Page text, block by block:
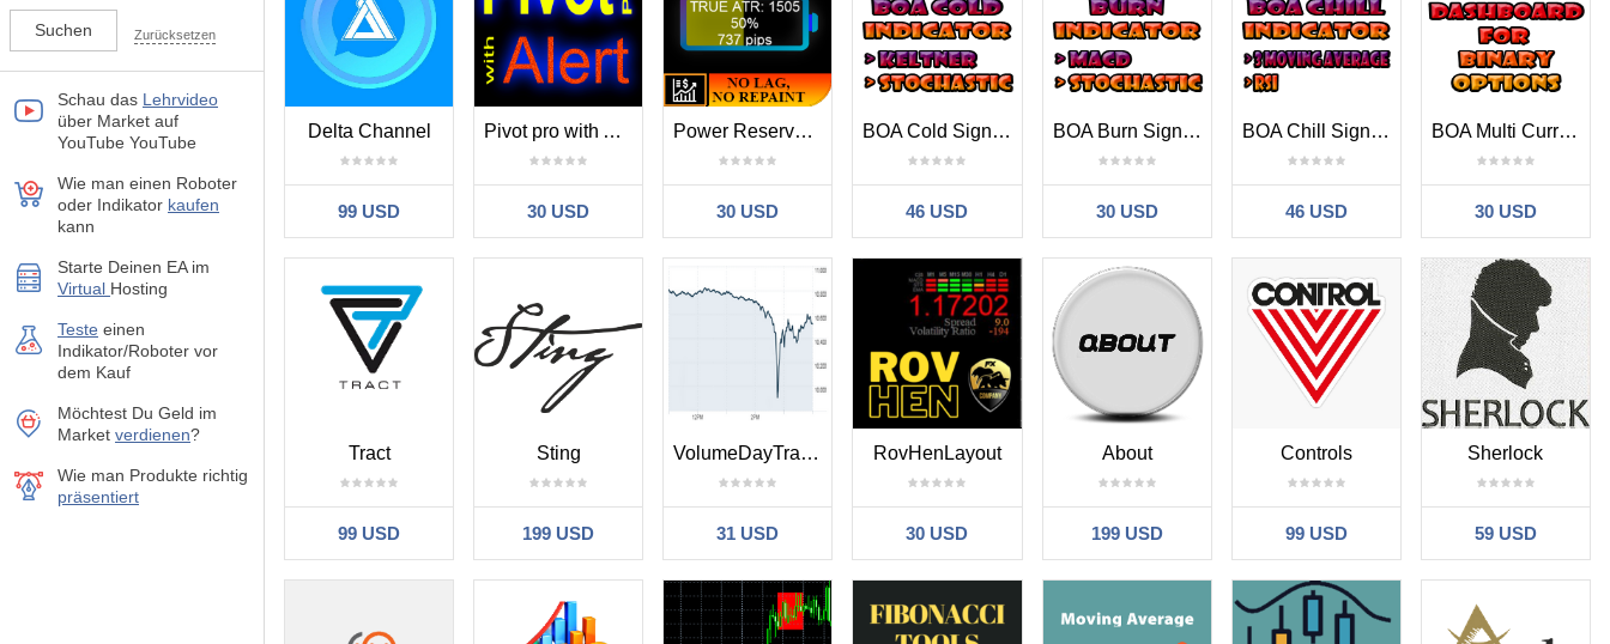
Zurücksetzen
Schau das Lehrvideo
über Market auf
YouTube YouTube
Wie man einen Roboter
oder Indikator kaufen
kann
Starte Deinen EA im
Virtual Hosting
Teste einen
Indikator/Roboter vor
dem Kauf
Möchtest Du Geld im
Market verdienen?
Wie man Produkte richtig
präsentiert
Delta Channel
99 USD
Pivot pro with Alert
30 USD
Power Reserve MT4
30 USD
BOA Cold Signals Indicator MT4
46 USD
BOA Burn Signals Indicator MT4
30 USD
BOA Chill Signals Indicator MT4
46 USD
BOA Multi Currency Dashboard MT4
30 USD
Tract
99 USD
Sting
199 USD
VolumeDayTrader
31 USD
RovHenLayout
30 USD
About
199 USD
Controls
99 USD
Sherlock
59 USD